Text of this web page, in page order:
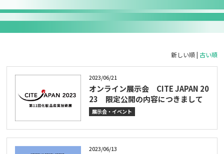
新しい順 | 古い順
2023/06/21
オンライン展示会 CITE JAPAN 20
23 限定公開の内容につきまして
展示会・イベント
2023/06/13